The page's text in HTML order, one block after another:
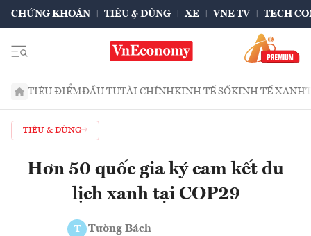
CHỨNG KHOÁN TIÊU & DÙNG XE VNE TV TECH
TIÊU ĐIỂMĐẦU TƯTÀI CHÍNHKINH TẾ SỐKINH TẾ XANH
TIÊU & DÙNG
Hơn 50 quốc gia ký cam kết du
lịch xanh tại COP29
T Tường Bách